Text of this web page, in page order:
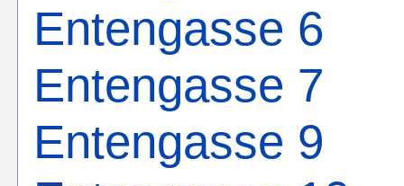
Entengasse 6
Entengasse 7
Entengasse 9